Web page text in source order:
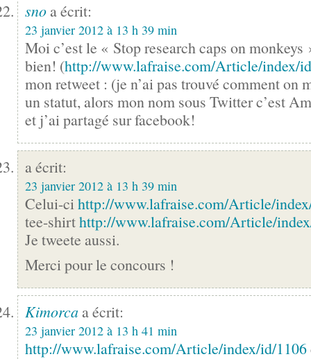
sno a écrit:
23 janvier 2012 à 13 h 39 min
Moi c’est le « Stop research caps on
bien! (http://www.lafraise.com/Article/index/
mon retweet : (je n’ai pas trouvé comment on
un statut, alors mon nom sous Twitter c’est
et j’ai partagé sur facebook!
a écrit:
23 janvier 2012 à 13 h 39 min
Celui-cihttp://www.lafraise.com/Article/
tee-shirthttp://www.lafraise.com/Article/
Je tweete aussi.
Merci pour le concours !
Kimorca a écrit:
23 janvier 2012 à 13 h 41 min
http://www.lafraise.com/Article/index/id/1106